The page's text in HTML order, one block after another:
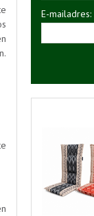
E-mailadres: